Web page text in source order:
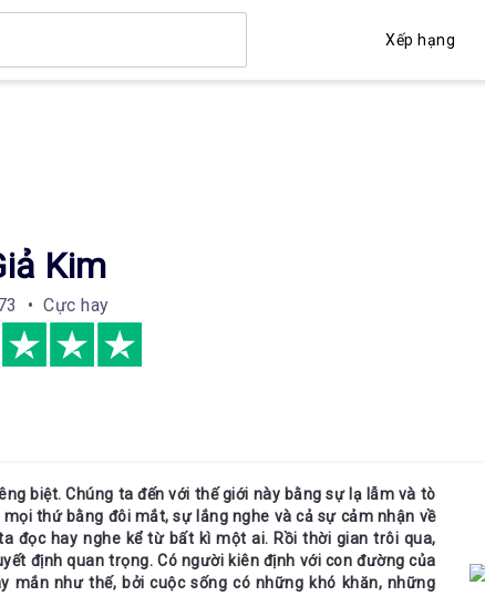
Xếp hạng
Kim
• Cực hay
biệt. Chúng ta đến với thế giới này bằng sự lạ lẫm và tò
thứ bằng đôi mắt, sự lắng nghe và cả sự cảm nhận về
đọc hay nghe kể từ bất kì một ai. Rồi thời gian trôi qua,
định quan trọng. Có người kiên định với con đường của
mắn như thế, bởi cuộc sống có những khó khăn, những